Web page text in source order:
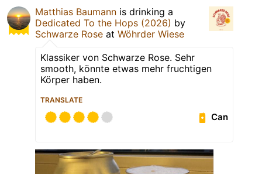
Matthias Baumann is drinking a
Dedicated To the Hops (2026) by
Schwarze Rose at Wöhrder Wiese
Klassiker von Schwarze Rose. Sehr
smooth, könnte etwas mehr fruchtigen
Körper haben.
TRANSLATE
Can